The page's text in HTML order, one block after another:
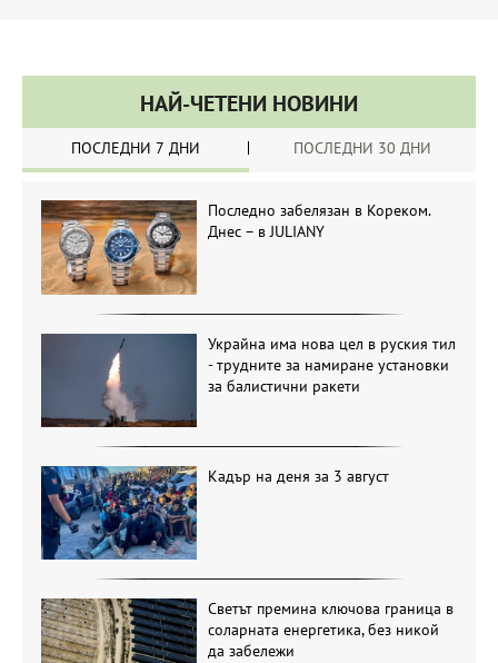
НАЙ-ЧЕТЕНИ НОВИНИ
ПОСЛЕДНИ 7 ДНИ ПОСЛЕДНИ 30 ДНИ
Последно забелязан в Кореком.
Днес – в JULIANY
Украйна има нова цел в руския тил
- трудните за намиране установки
за балистични ракети
Кадър на деня за 3 август
Светът премина ключова граница в
соларната енергетика, без никой
да забележи